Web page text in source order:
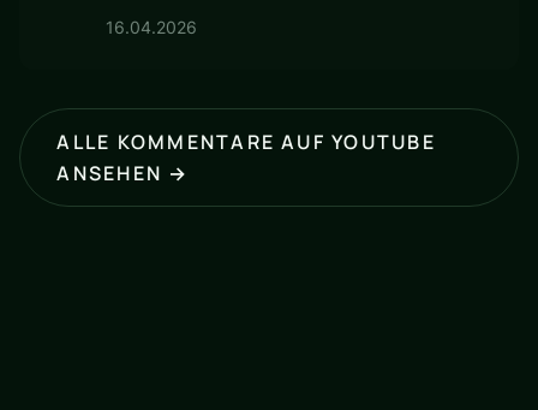
16.04.2026
ALLE KOMMENTARE AUF YOUTUBE
ANSEHEN →